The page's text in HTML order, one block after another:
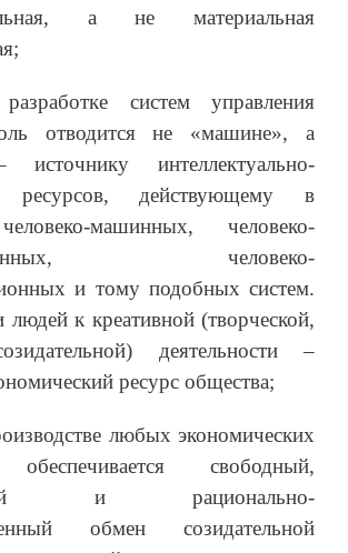
а не материальная
систем управления
отводится не «машине», а
источнику интеллектуально-
ресурсов, действующему в
машинных, человеко-
человеко-
и тому подобных систем.
людей к креативной (творческой,
деятельности –
ресурс общества;
любых экономических
обеспечивается свободный,
и рационально-
обмен созидательной